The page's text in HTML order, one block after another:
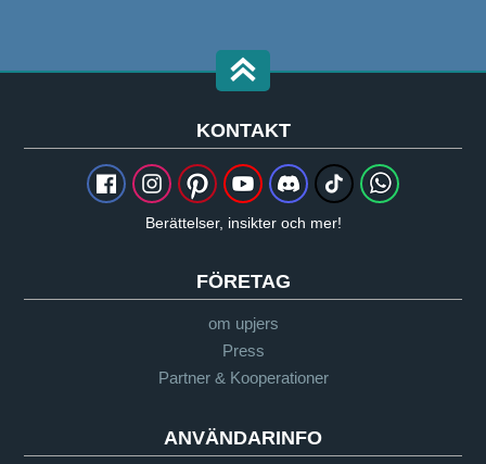
KONTAKT
Berättelser, insikter och mer!
FÖRETAG
om upjers
Press
Partner & Kooperationer
ANVÄNDARINFO